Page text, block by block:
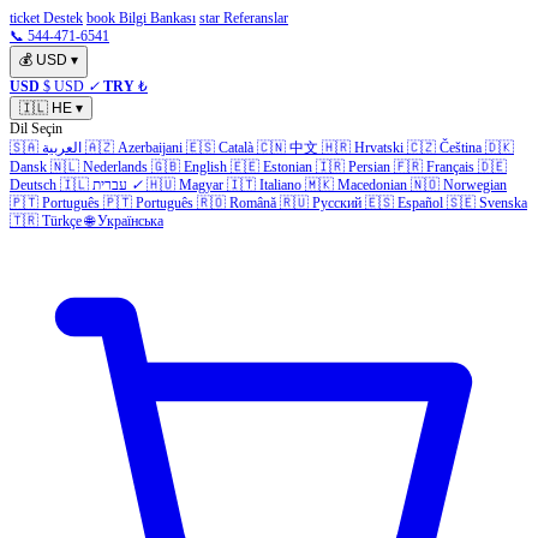
ticket Destek book Bilgi Bankası star Referanslar
📞 544-471-6541
💰 USD ▾
USD $ USD ✓ TRY ₺
🇮🇱 HE ▾
Dil Seçin
🇸🇦 العربية 🇦🇿 Azerbaijani 🇪🇸 Català 🇨🇳 中文 🇭🇷 Hrvatski 🇨🇿 Čeština 🇩🇰
Dansk 🇳🇱 Nederlands 🇬🇧 English 🇪🇪 Estonian 🇮🇷 Persian 🇫🇷 Français 🇩🇪
Deutsch 🇮🇱 עברית ✓ 🇭🇺 Magyar 🇮🇹 Italiano 🇲🇰 Macedonian 🇳🇴 Norwegian
🇵🇹 Português 🇵🇹 Português 🇷🇴 Română 🇷🇺 Русский 🇪🇸 Español 🇸🇪 Svenska
🇹🇷 Türkçe 🌐 Українська